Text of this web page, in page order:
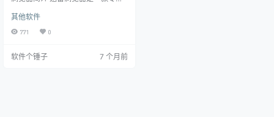
轻量级浏览器。其设计简洁流畅，
为用户提供一个无广告干扰的浏览
时，浏览器还支持无限次流畅播
其他软件
771 0
软件个锤子 7 个月前